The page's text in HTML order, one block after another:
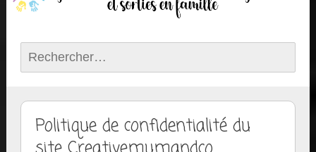
Rechercher :
Politique de confidentialité du